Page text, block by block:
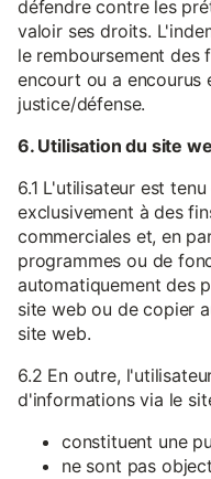
défendre contre les
valoir ses droits.
le remboursement des
encourt ou a encourus
justice/défense.
6. Utilisation du site
6.1 L'utilisateur est
exclusivement à des
commerciales et, en
programmes ou de
automatiquement des
site web ou de copier
site web.
6.2 En outre,
d'informations via le
constituent une
ne sont pas